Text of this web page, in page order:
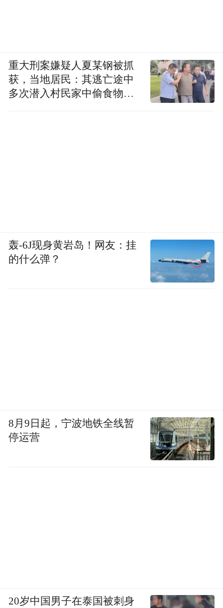
重大刑案嫌疑人夏某钢被抓
获，当地居民：其逃亡途中
多次潜入村民家中偷食物被
轰-6J现身黄岩岛！网友：挂
的什么弹？
8月9日起，宁波地铁全线暂
停运营
20岁中国男子在泰国被刺身